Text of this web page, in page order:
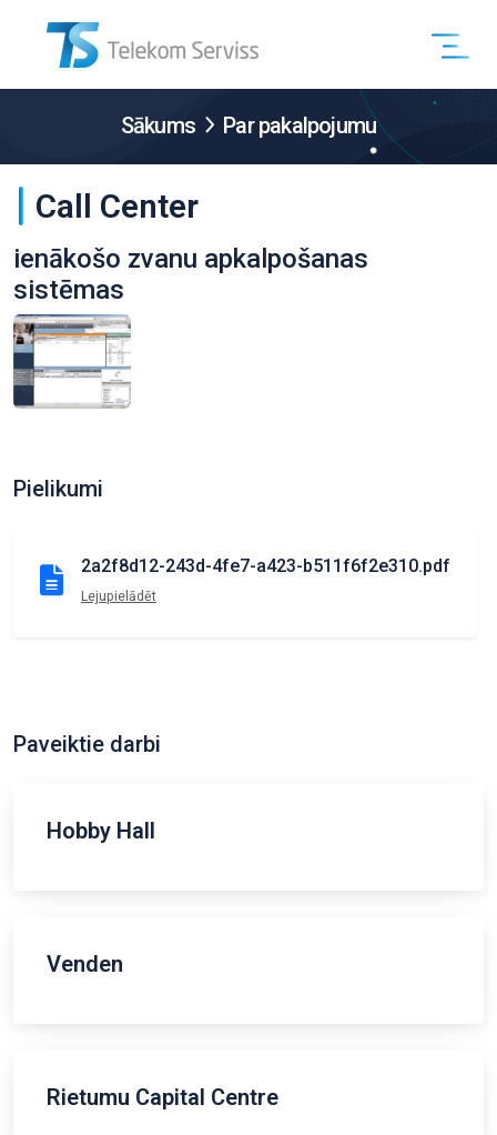
Sākums Par pakalpojumu
Call Center
ienākošo zvanu apkalpošanas
sistēmas
Pielikumi
2a2f8d12-243d-4fe7-a423-b511f6f2e310.pdf
Lejupielādēt
Paveiktie darbi
Hobby Hall
Venden
Rietumu Capital Centre